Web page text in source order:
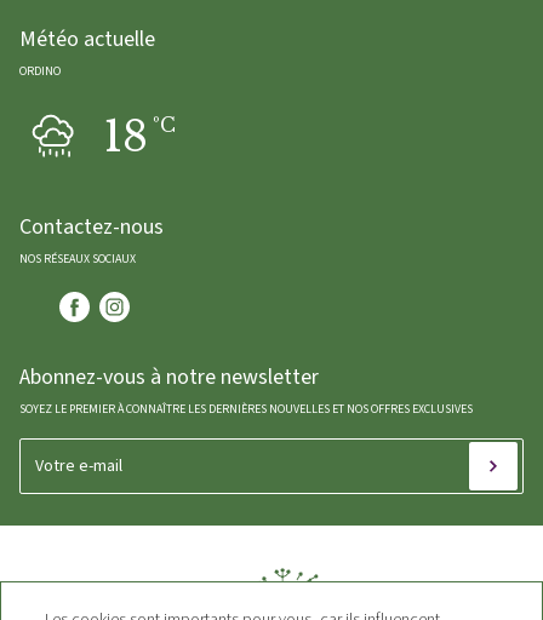
Météo actuelle
ORDINO
18ºC
Contactez-nous
NOS RÉSEAUX SOCIAUX
Abonnez-vous à notre newsletter
SOYEZ LE PREMIER À CONNAÎTRE LES DERNIÈRES NOUVELLES ET NOS OFFRES EXCLUSIVES